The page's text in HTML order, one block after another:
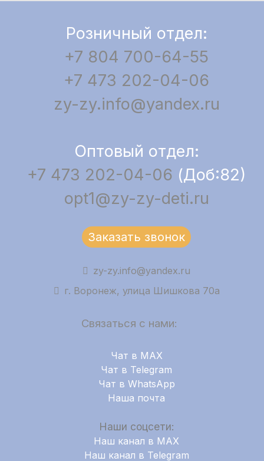
Розничный отдел:
+7 804 700-64-55
+7 473 202-04-06
zy-zy.info@yandex.ru
Оптовый отдел:
+7 473 202-04-06 (Доб:82)
opt1@zy-zy-deti.ru
Заказать звонок
zy-zy.info@yandex.ru
г. Воронеж, улица Шишкова 70а
Связаться с нами:
Чат в MAX
Чат в Telegram
Чат в WhatsApp
Наша почта
Наши соцсети:
Наш канал в MAX
Наш канал в Telegram